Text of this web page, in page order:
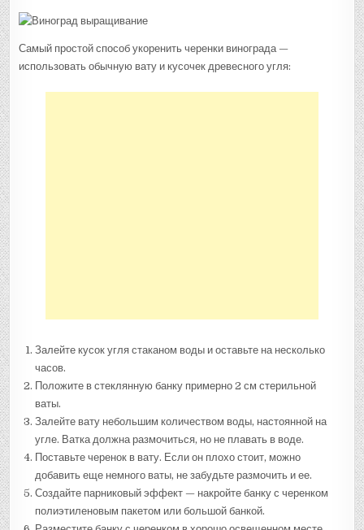
Самый простой способ укоренить черенки винограда —
использовать обычную вату и кусочек древесного угля:
Залейте кусок угля стаканом воды и оставьте на несколько
часов.
Положите в стеклянную банку примерно 2 см стерильной
ваты.
Залейте вату небольшим количеством воды, настоянной на
угле. Ватка должна размочиться, но не плавать в воде.
Поставьте черенок в вату. Если он плохо стоит, можно
добавить еще немного ваты, не забудьте размочить и ее.
Создайте парниковый эффект — накройте банку с черенком
полиэтиленовым пакетом или большой банкой.